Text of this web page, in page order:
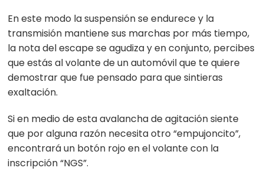
En este modo la suspensión se endurece y la
transmisión mantiene sus marchas por más tiempo,
la nota del escape se agudiza y en conjunto, percibes
que estás al volante de un automóvil que te quiere
demostrar que fue pensado para que sintieras
exaltación.
Si en medio de esta avalancha de agitación siente
que por alguna razón necesita otro “empujoncito”,
encontrará un botón rojo en el volante con la
inscripción “NGS”.